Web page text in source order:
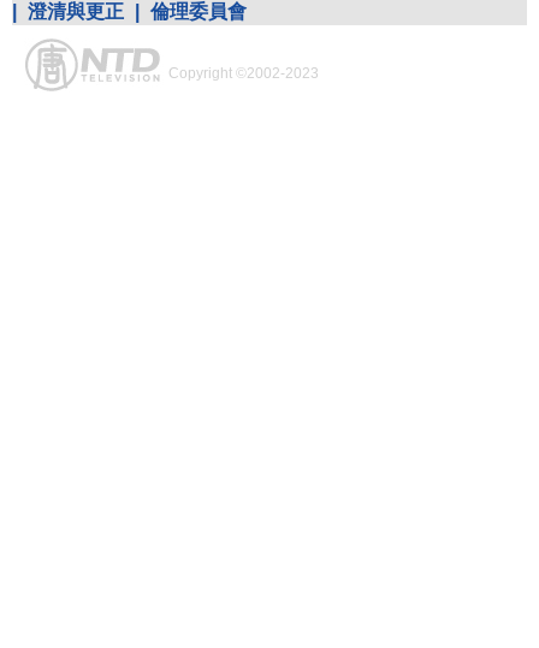
澄清與更正 倫理委員會
Copyright ©2002-2023